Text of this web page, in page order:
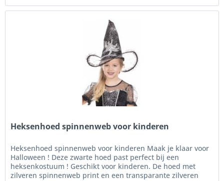
Heksenhoed spinnenweb voor kinderen
Heksenhoed spinnenweb voor kinderen Maak je klaar voor
Halloween ! Deze zwarte hoed past perfect bij een
heksenkostuum ! Geschikt voor kinderen. De hoed met
zilveren spinnenweb print en een transparante zilveren